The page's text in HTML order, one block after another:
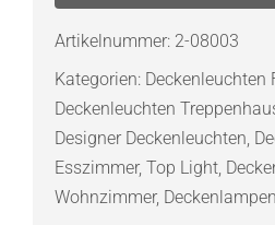
Artikelnummer: 2-08003
Kategorien: Deckenleuchten
Deckenleuchten
Designer Deckenleuchten
Esszimmer, Top Light,
Wohnzimmer,